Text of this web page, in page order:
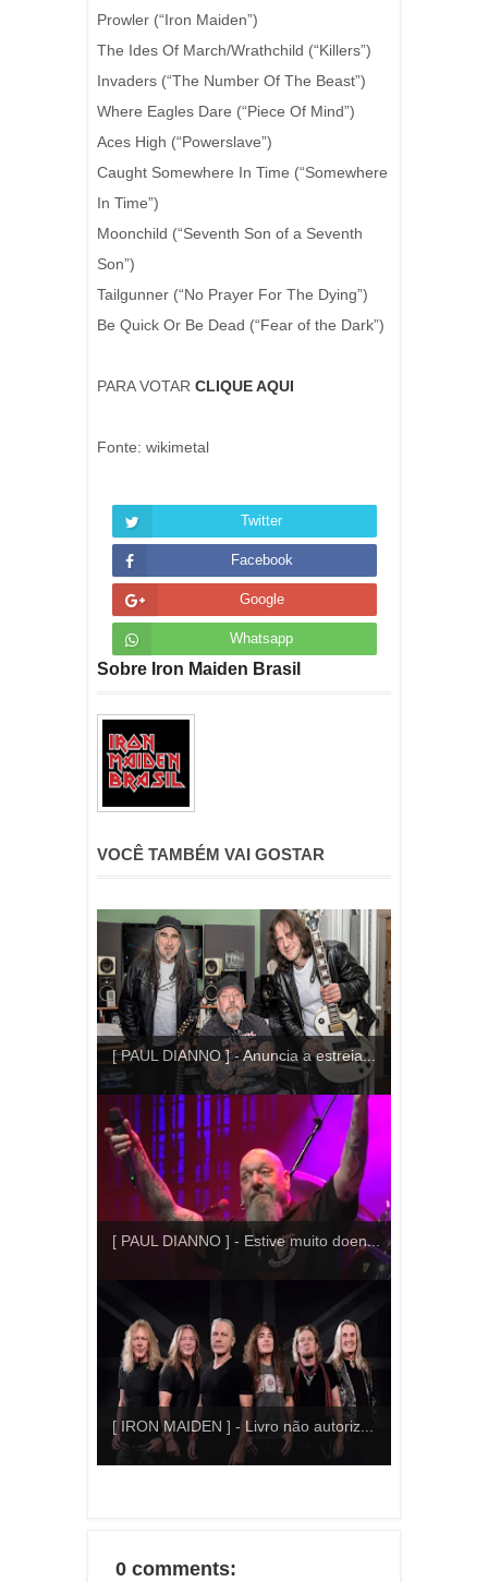
Prowler (“Iron Maiden”)
The Ides Of March/Wrathchild (“Killers”)
Invaders (“The Number Of The Beast”)
Where Eagles Dare (“Piece Of Mind”)
Aces High (“Powerslave”)
Caught Somewhere In Time (“Somewhere
In Time”)
Moonchild (“Seventh Son of a Seventh
Son”)
Tailgunner (“No Prayer For The Dying”)
Be Quick Or Be Dead (“Fear of the Dark”)
PARA VOTAR CLIQUE AQUI
Fonte: wikimetal
Twitter
Facebook
Google
Whatsapp
Sobre Iron Maiden Brasil
VOCÊ TAMBÉM VAI GOSTAR
[ PAUL DIANNO ] - Anuncia a estreia...
[ PAUL DIANNO ] - Estive muito doen...
[ IRON MAIDEN ] - Livro não autoriz...
0 comments: